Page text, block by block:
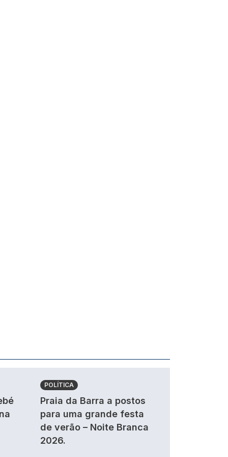
POLÍTICA
Praia da Barra a postos
para uma grande festa
de verão – Noite Branca
2026.